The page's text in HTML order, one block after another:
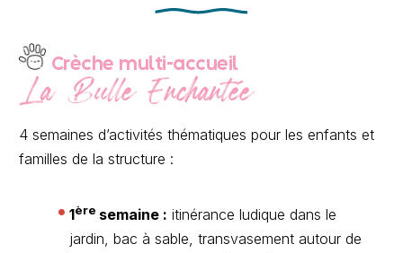
Crèche multi-accueil
La Bulle Enchantée
4 semaines d’activités thématiques pour les enfants et
familles de la structure :
1ère semaine : itinérance ludique dans le
jardin, bac à sable, transvasement autour de